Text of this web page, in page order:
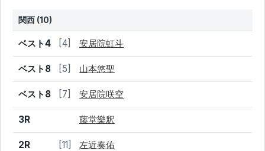
関西 (10)
結果 シード 選手名
ベスト4 [4] 安居院虹斗
ベスト8 [5] 山本悠聖
ベスト8 [7] 安居院咲空
3R 藤堂樂釈
2R [11] 左近奏佑